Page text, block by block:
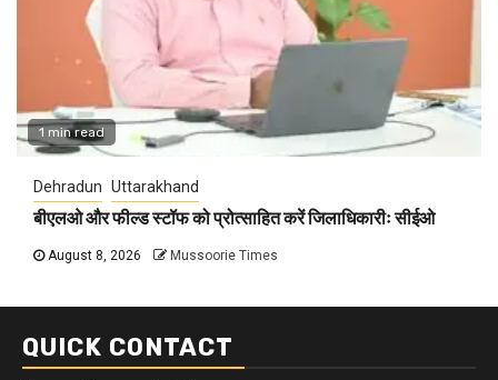
1 min read
Dehradun Uttarakhand
बीएलओ और फील्ड स्टॉफ को प्रोत्साहित करें जिलाधिकारीः सीईओ
August 8, 2026 Mussoorie Times
QUICK CONTACT